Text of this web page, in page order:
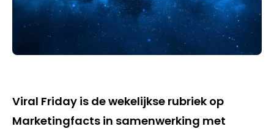
Viral Friday is de wekelijkse rubriek op
Marketingfacts in samenwerking met